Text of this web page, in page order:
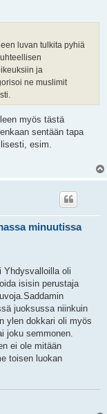
luvan tulkita pyhiä
ja
ne muslimit
myös tästä
sentään tapa
esim.
minuutissa
Yhdysvalloilla oli
isisin perustaja
juoksussa niinkuin
ylen dokkari oli myös
joku semmonen.
ei ole mitään
toisen luokan